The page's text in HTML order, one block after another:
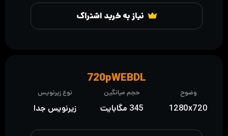
نیاز به خرید اشتراک
وضوح
1280x720
حجم میانگین
345 مگابایت
نوع زیرنویس
زیرنویس جدا
720pWEBDL